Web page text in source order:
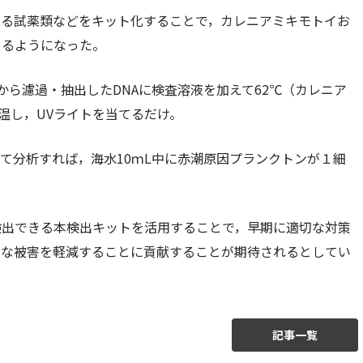
試薬類などをキット化することで，カレニアミキモトイお
ようになった。
濾過・抽出したDNAに検査溶液を加えて62℃（カレニア
，UVライトを当てるだけ。
分析すれば，海水10ｍL中に赤潮原因プランクトンが１細
できる本検出キットを活用することで，早期に適切な対策
被害を軽減することに貢献することが期待されるとしてい
記事一覧